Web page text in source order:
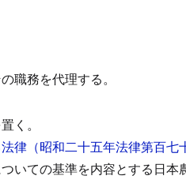
職務を代理する。
く。
律（昭和二十五年法律第百七
いての基準を内容とする日